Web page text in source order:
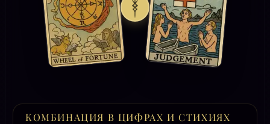
КОМБИНАЦИЯ В ЦИФРАХ И СТИХИЯХ